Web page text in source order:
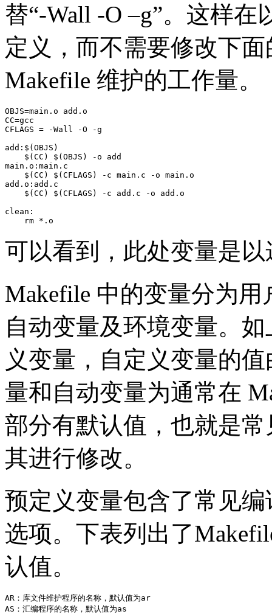
替“-Wall -O –g”。这样
定义，而不需要修改下
Makefile 维护的工作量。
OBJS=main.o add.o
CC=gcc
CFLAGS = -Wall -O -g
add:$(OBJS)
    $(CC) $(OBJS) -o add
main.o:main.c
    $(CC) $(CFLAGS) -c main.c -o main.o
add.o:add.c
    $(CC) $(CFLAGS) -c add.c -o add.o
clean:
    rm *.o
可以看到，此处变量是
Makefile 中的变量分为
自动变量及环境变量。
义变量，自定义变量的
量和自动变量为通常在
部分有默认值，也就是
其进行修改。
预定义变量包含了常见
选项。下表列出了
认值。
AR：库文件维护程序的名称，默认值为ar
AS：汇编程序的名称，默认值为as